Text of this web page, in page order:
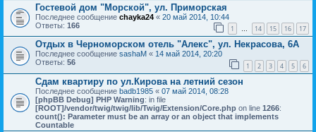
Гостевой дом "Морской", ул. Приморская
Последнее сообщение chayka24 « 20 май 2014, 10:44
Ответы: 166 1 … 14 15 16 17
Отдых в Черноморском отель "Алекс", ул. Некрасова, 6А
Последнее сообщение sashaM « 14 май 2014, 20:20
Ответы: 56 1 2 3 4 5 6
Сдам квартиру по ул.Кирова на летний сезон
Последнее сообщение badb1985 « 07 май 2014, 08:28
[phpBB Debug] PHP Warning: in file
[ROOT]/vendor/twig/twig/lib/Twig/Extension/Core.php on line 1266:
count(): Parameter must be an array or an object that implements
Countable